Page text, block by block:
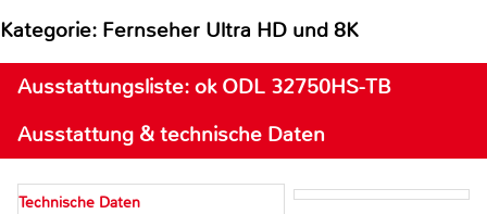
Kategorie: Fernseher Ultra HD und 8K
Ausstattungsliste: ok ODL 32750HS-TB
Ausstattung & technische Daten
Technische Daten